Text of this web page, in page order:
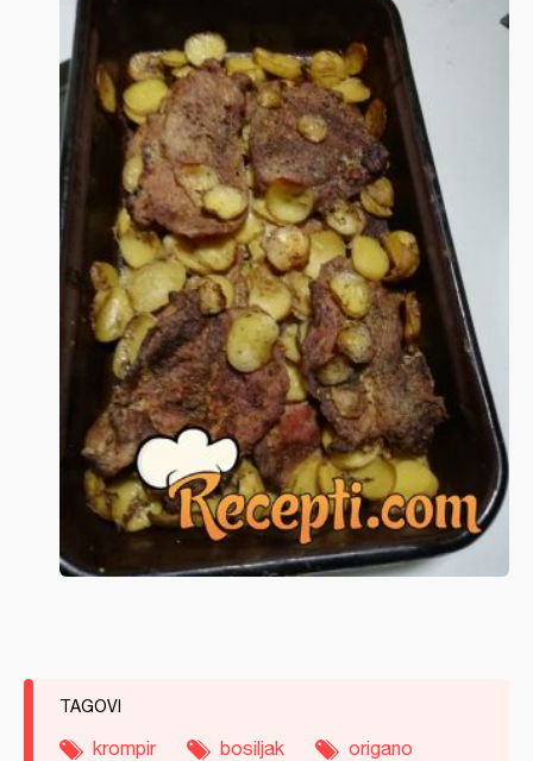
TAGOVI
krompir bosiljak
origano